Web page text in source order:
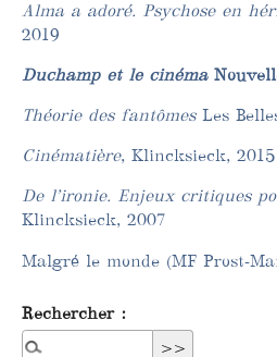
Alma a adoré. Psychose en
2019
Duchamp et le cinéma
Théorie des fantômes Les
Cinématière, Klincksieck, 2015
De l’ironie. Enjeux critiques
Klincksieck, 2007
Malgré le monde (MF Prost-
Rechercher :